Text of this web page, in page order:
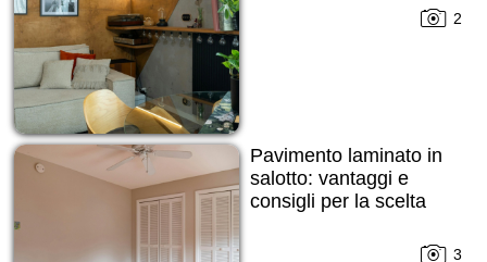
2
Pavimento laminato in
salotto: vantaggi e
consigli per la scelta
3